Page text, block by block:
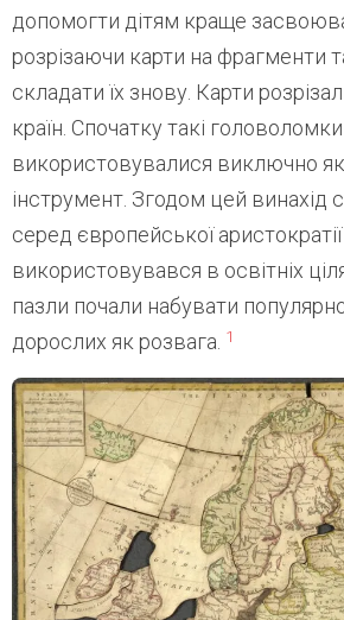
допомогти дітям краще
розрізаючи карти на фрагменти
складати їх знову. Карти
країн. Спочатку такі головоломки
використовувалися виключно
інструмент. Згодом цей винахід
серед європейської аристократії
використовувався в освітніх
пазли почали набувати
дорослих як розвага. 1